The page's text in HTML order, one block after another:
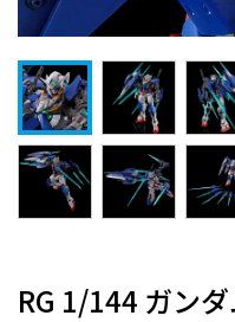
RG 1/144 ガン